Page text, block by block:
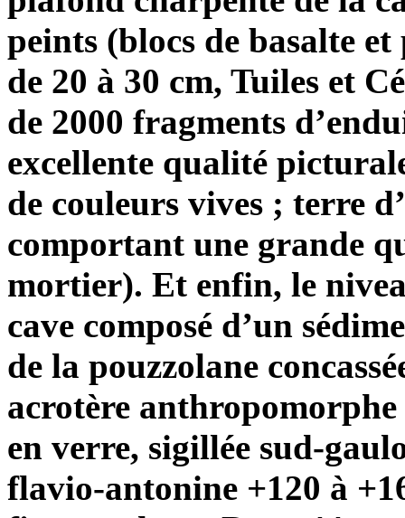
peints (blocs de basalte
de 20 à 30 cm, Tuiles et
de 2000 fragments
excellente qualité
de couleurs vives ; terre
comportant une grande
mortier). Et enfin, le
cave composé d’un
de la pouzzolane
acrotère
en verre, sigillée sud-
flavio-antonine +120 à